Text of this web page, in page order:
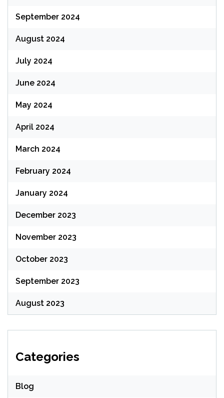
September 2024
August 2024
July 2024
June 2024
May 2024
April 2024
March 2024
February 2024
January 2024
December 2023
November 2023
October 2023
September 2023
August 2023
Categories
Blog